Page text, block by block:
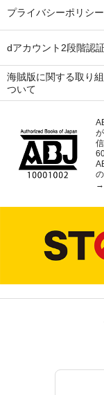
プライバシーポリシー
dアカウント2段階認
海賊版に関する取り
ついて
→